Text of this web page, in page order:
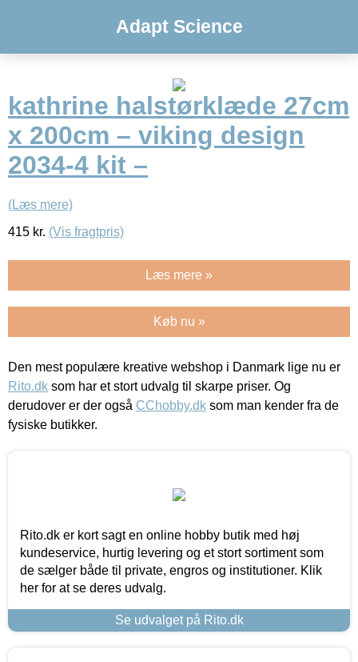
Adapt Science
kathrine halstørklæde 27cm
x 200cm – viking design
2034-4 kit –
(Læs mere)
415 kr. (Vis fragtpris)
Læs mere »
Køb nu »
Den mest populære kreative webshop i Danmark lige nu er
Rito.dk som har et stort udvalg til skarpe priser. Og
derudover er der også CChobby.dk som man kender fra de
fysiske butikker.
Rito.dk er kort sagt en online hobby butik med høj
kundeservice, hurtig levering og et stort sortiment som
de sælger både til private, engros og institutioner. Klik
her for at se deres udvalg.
Se udvalget på Rito.dk